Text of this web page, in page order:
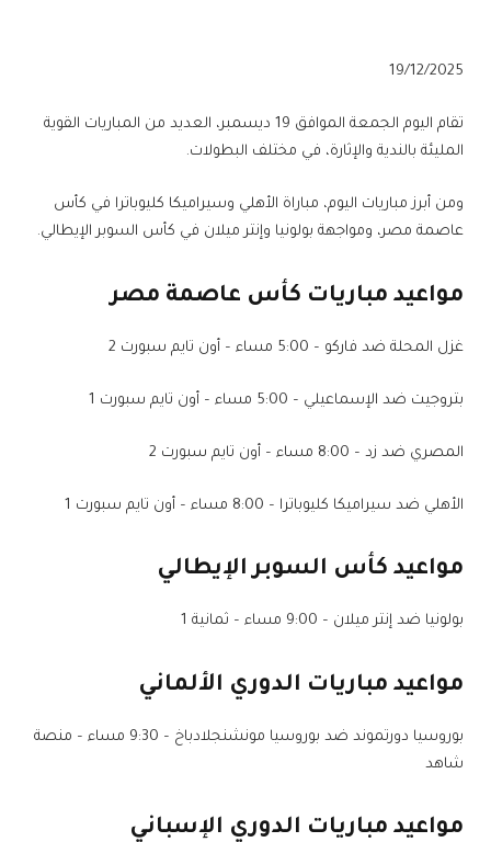
19/12/2025
تقام اليوم الجمعة الموافق 19 ديسمبر، العديد من المباريات القوية
المليئة بالندية والإثارة، في مختلف البطولات.
ومن أبرز مباريات اليوم، مباراة الأهلي وسيراميكا كليوباترا في كأس
عاصمة مصر، ومواجهة بولونيا وإنتر ميلان في كأس السوبر الإيطالي.
مواعيد مباريات كأس عاصمة مصر
غزل المحلة ضد فاركو – 5:00 مساء – أون تايم سبورت 2
بتروجيت ضد الإسماعيلي – 5:00 مساء – أون تايم سبورت 1
المصري ضد زد – 8:00 مساء – أون تايم سبورت 2
الأهلي ضد سيراميكا كليوباترا – 8:00 مساء – أون تايم سبورت 1
مواعيد كأس السوبر الإيطالي
بولونيا ضد إنتر ميلان – 9:00 مساء – ثمانية 1
مواعيد مباريات الدوري الألماني
بوروسيا دورتموند ضد بوروسيا مونشنجلادباخ – 9:30 مساء – منصة
شاهد
مواعيد مباريات الدوري الإسباني